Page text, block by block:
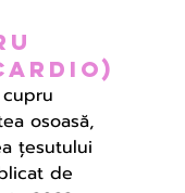
osoasă,
țesutului
de